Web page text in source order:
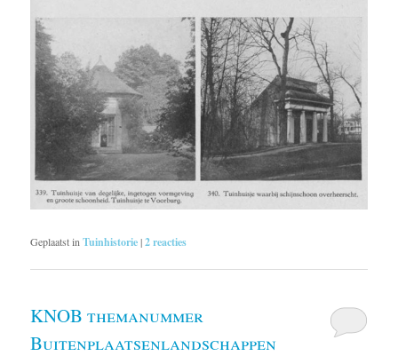
Geplaatst in Tuinhistorie|2reacties
KNOB themanummer
Buitenplaatsenlandschappen